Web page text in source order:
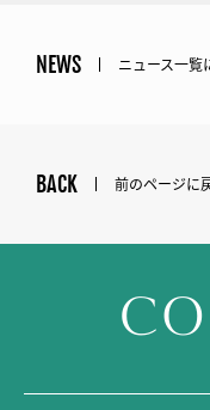
NEWS ニュース一覧
BACK 前のページに